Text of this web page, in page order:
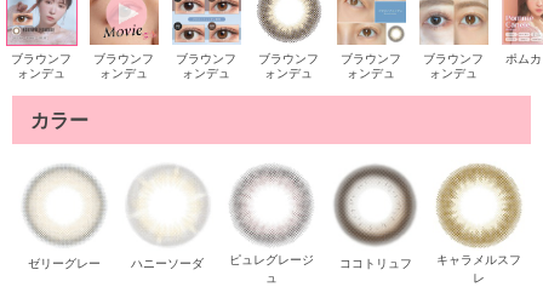
ブラウンフ
ォンデュ
ブラウンフ
ォンデュ
ブラウンフ
ォンデュ
ブラウンフ
ォンデュ
ブラウンフ
ォンデュ
ブラウンフ
ォンデュ
ポム
カラー
ゼリーグレー ハニーソーダ
ピュレグレージ
ュ
ココトリュフ
キャラメルスフ
レ